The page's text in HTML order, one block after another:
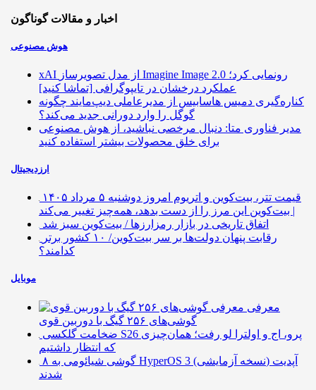
اخبار و مقالات گوناگون
هوش مصنوعی
xAI از مدل تصویرساز Imagine Image 2.0 رونمایی کرد؛
عملکرد درخشان در تایپوگرافی [تماشا کنید]
کناره‌گیری دمیس هاسابیس از مدیرعاملی دیپ‌مایند چگونه
گوگل را وارد دورانی جدید می‌کند؟
مدیر فناوری متا: دنبال مرخصی نباشید، از هوش مصنوعی
برای خلق محصولات بیشتر استفاده کنید
ارزدیجیتال
قیمت تتر، بیت‌کوین و اتریوم امروز دوشنبه ۵ مرداد ۱۴۰۵
| بیت‌کوین این مرز را از دست بدهد، همه‌چیز تغییر می‌کند
اتفاق تاریخی در بازار رمزارزها / بیت‌کوین سبز شد
رقابت پنهان دولت‌ها بر سر بیت‌کوین/ ۱۰ کشور برتر
کدامند؟
موبایل
معرفی
گوشی‌های ۲۵۶ گیگ با دوربین قوی
ضخامت گلکسی S26 پرو، اج و اولترا لو رفت؛ همان‌چیزی
که انتظار داشتیم
۸ گوشی شیائومی به HyperOS 3 (نسخه آزمایشی) آپدیت
شدند